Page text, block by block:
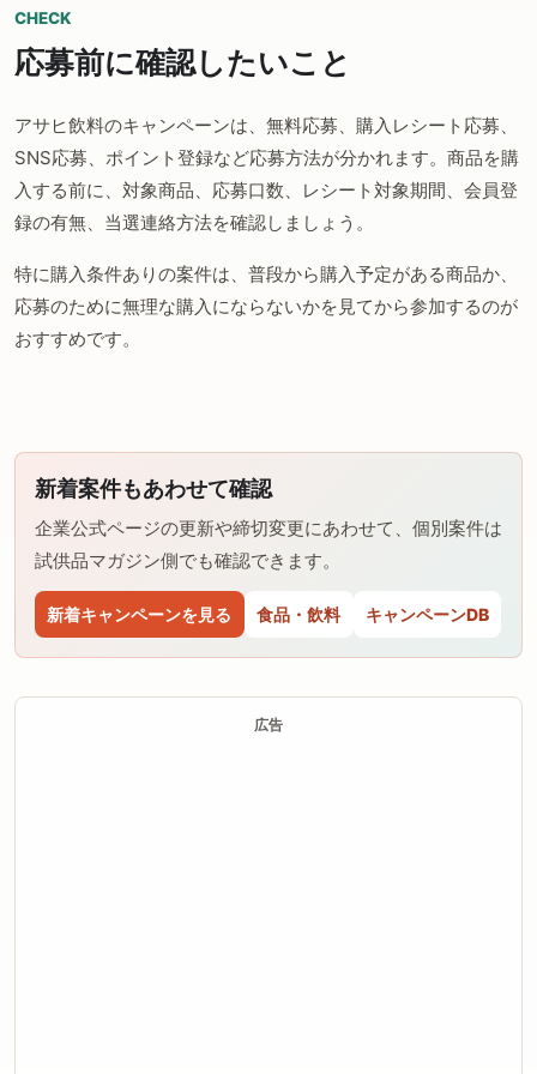
CHECK
応募前に確認したいこと
アサヒ飲料のキャンペーンは、無料応募、購入レシート応募、
SNS応募、ポイント登録など応募方法が分かれます。商品を購
入する前に、対象商品、応募口数、レシート対象期間、会員登
録の有無、当選連絡方法を確認しましょう。
特に購入条件ありの案件は、普段から購入予定がある商品か、
応募のために無理な購入にならないかを見てから参加するのが
おすすめです。
新着案件もあわせて確認
企業公式ページの更新や締切変更にあわせて、個別案件は
試供品マガジン側でも確認できます。
新着キャンペーンを見る 食品・飲料 キャンペーンDB
広告